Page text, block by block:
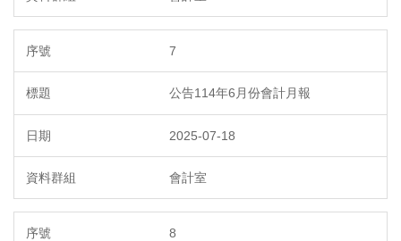
7
公告114年6月份會計月報
2025-07-18
會計室
8